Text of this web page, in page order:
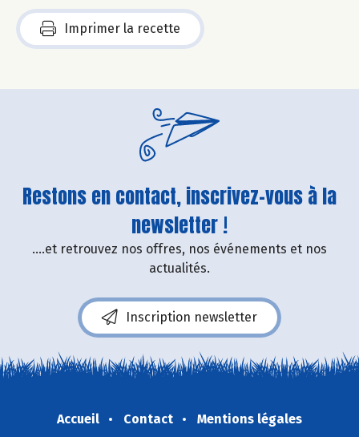
Imprimer la recette
Restons en contact, inscrivez-vous à la
newsletter !
....et retrouvez nos offres, nos événements et nos
actualités.
Inscription newsletter
Accueil Contact
Mentions légales